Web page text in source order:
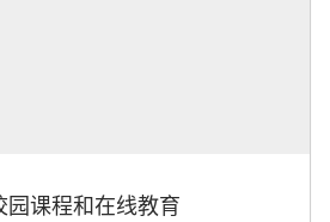
园课程和在线教育